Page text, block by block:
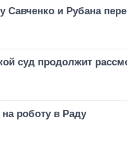
Савченко и Рубана
суд продолжит
роботу в Раду